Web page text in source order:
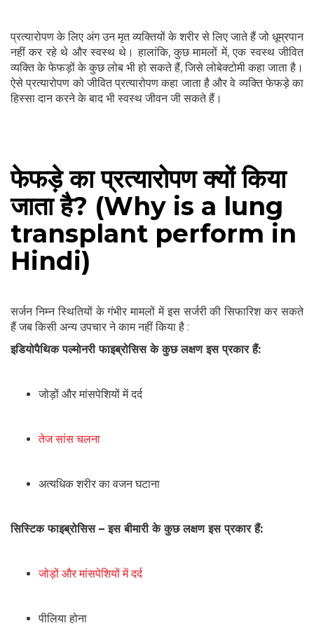
प्रत्यारोपण के लिए अंग उन मृत व्यक्तियों के शरीर से लिए जाते हैं जो धूम्रपान
नहीं कर रहे थे और स्वस्थ थे। हालांकि, कुछ मामलों में, एक स्वस्थ जीवित
व्यक्ति के फेफड़ों के कुछ लोब भी हो सकते हैं, जिसे लोबेक्टोमी कहा जाता है।
ऐसे प्रत्यारोपण को जीवित प्रत्यारोपण कहा जाता है और वे व्यक्ति फेफड़े का
हिस्सा दान करने के बाद भी स्वस्थ जीवन जी सकते हैं।
फेफड़े का प्रत्यारोपण क्यों किया
जाता है? (Why is a lung
transplant perform in
Hindi)
सर्जन निम्न स्थितियों के गंभीर मामलों में इस सर्जरी की सिफारिश कर सकते
हैं जब किसी अन्य उपचार ने काम नहीं किया है :
इडियोपैथिक पल्मोनरी फाइब्रोसिस के कुछ लक्षण इस प्रकार हैं:
जोड़ों और मांसपेशियों में दर्द
तेज सांस चलना
अत्यधिक शरीर का वजन घटाना
सिस्टिक फाइब्रोसिस – इस बीमारी के कुछ लक्षण इस प्रकार हैं:
जोड़ों और मांसपेशियों में दर्द
पीलिया होना